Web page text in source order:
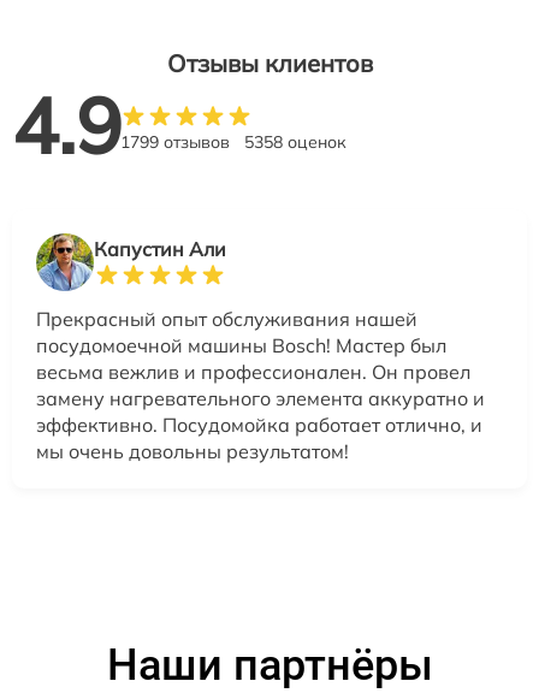
Отзывы клиентов
4.91799 отзывов 5358 оценок
Капустин Али
Прекрасный опыт обслуживания нашей
посудомоечной машины Bosch! Мастер был
весьма вежлив и профессионален. Он провел
замену нагревательного элемента аккуратно и
эффективно. Посудомойка работает отлично, и
мы очень довольны результатом!
Наши партнёры